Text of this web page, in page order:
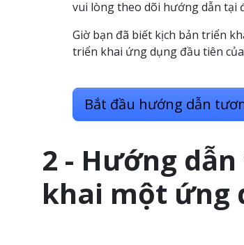
vui lòng theo dõi hướng dẫn tại
Giờ bạn đã biết kịch bản triển
triển khai ứng dụng đầu tiên
Bắt đầu hướng dẫn
2 - Hướng
khai một ứng